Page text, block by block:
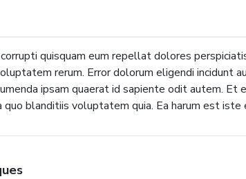
quisquam eum repellat dolores
rerum. Error dolorum eligendi incidunt
ipsam quaerat id sapiente odit autem.
blanditiis voluptatem quia. Ea harum est iste